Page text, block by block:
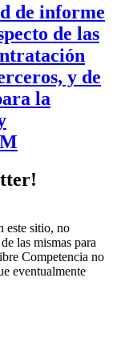
de informe
de las
y de
la
este sitio, no
las mismas para
Competencia no
eventualmente